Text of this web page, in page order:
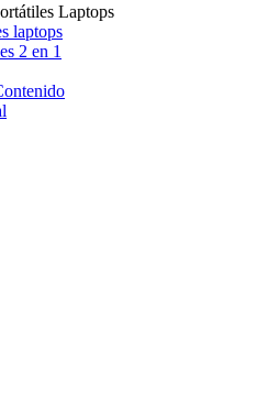
Laptops
laptops
2 en 1